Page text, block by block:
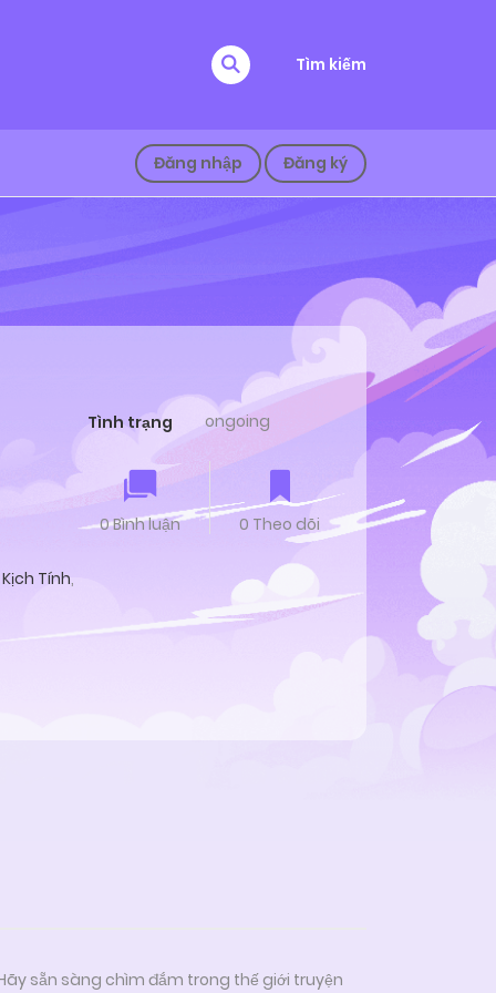
Tìm kiếm
Đăng nhập Đăng ký
Kịch Tính,
Tình trạng ongoing
0 Bình luận 0 Theo dõi
sẵn sàng chìm đắm trong thế giới truyện